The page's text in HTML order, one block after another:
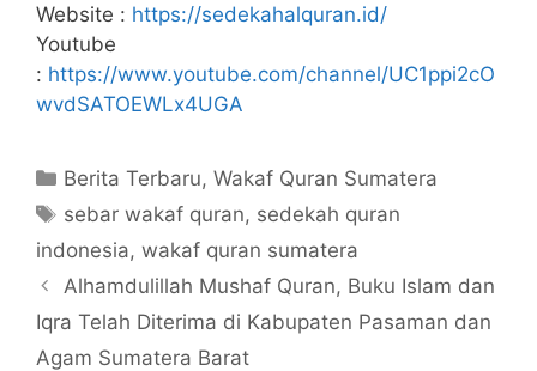
Website : https://sedekahalquran.id/
Youtube
: https://www.youtube.com/channel/UC1ppi2cO
wvdSATOEWLx4UGA
Kategori
Berita Terbaru,Wakaf Quran Sumatera
Tag
sebar wakaf quran, sedekah quran
indonesia, wakaf quran sumatera
Alhamdulillah Mushaf Quran, Buku Islam dan
Iqra Telah Diterima di Kabupaten Pasaman dan
Agam Sumatera Barat